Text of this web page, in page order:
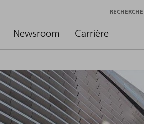
Newsroom Carrière
RECHERCHE